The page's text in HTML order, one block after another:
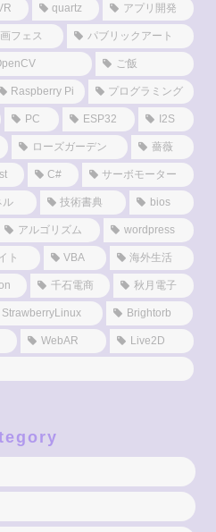
quartz アプリ開発
フェス パブリックアート
ご飯
Raspberry Pi プログラミング
PC ESP32 I2S
ローズガーデン 薔薇
C# サーボモーター
ル 技術書典 bios
アルゴリズム wordpress
ト VBA 海外生活
千石電商 秋月電子
StrawberryLinux Brightorb
WebAR Live2D